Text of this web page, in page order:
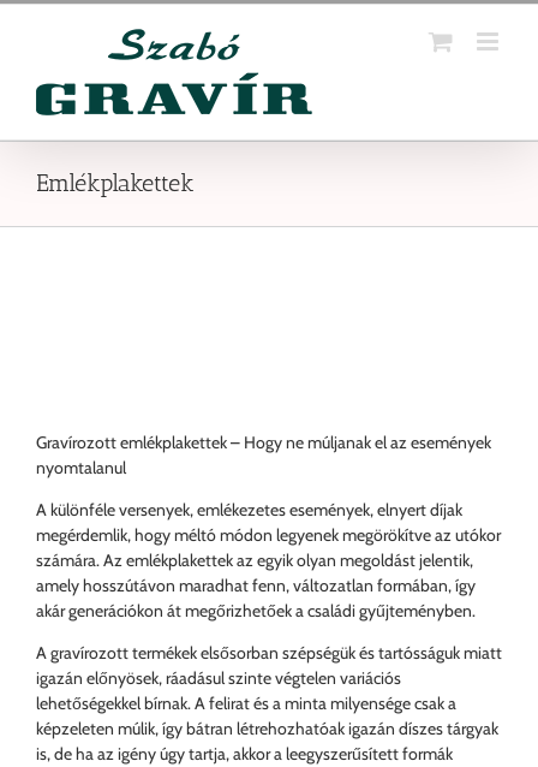
Kihagyás
Emlékplakettek
Gravírozott emlékplakettek – Hogy ne múljanak el az események
nyomtalanul
A különféle versenyek, emlékezetes események, elnyert díjak
megérdemlik, hogy méltó módon legyenek megörökítve az utókor
számára. Az emlékplakettek az egyik olyan megoldást jelentik,
amely hosszútávon maradhat fenn, változatlan formában, így
akár generációkon át megőrizhetőek a családi gyűjteményben.
A gravírozott termékek elsősorban szépségük és tartósságuk miatt
igazán előnyösek, ráadásul szinte végtelen variációs
lehetőségekkel bírnak. A felirat és a minta milyensége csak a
képzeleten múlik, így bátran létrehozhatóak igazán díszes tárgyak
is, de ha az igény úgy tartja, akkor a leegyszerűsített formák